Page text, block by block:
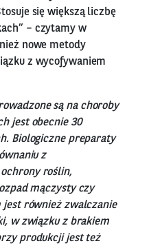
się większą liczbę
– czytamy w
nowe metody
z wycofywaniem
są na choroby
jest obecnie 30
Biologiczne preparaty
z
roślin,
mączysty czy
jest również zwalczanie
w związku z brakiem
produkcji jest też